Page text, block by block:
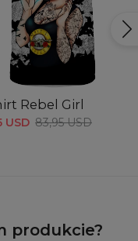
Rebel Girl
USD 83,95 USD
produkcie?